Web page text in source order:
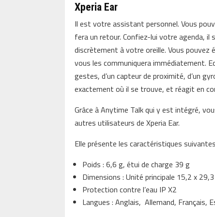
Xperia Ear
Il est votre assistant personnel. Vous
fera un retour. Confiez-lui votre agenda, il
discrètement à votre oreille. Vous pouvez
vous les communiquera immédiatement.
gestes, d’un capteur de proximité, d’un
exactement où il se trouve, et réagit en
Grâce à Anytime Talk qui y est intégré,
autres utilisateurs de Xperia Ear.
Elle présente les caractéristiques
Poids : 6,6 g, étui de charge 39 g
Dimensions : Unité principale 15,2 x
Protection contre l’eau IP X2
Langues : Anglais, Allemand, Français,